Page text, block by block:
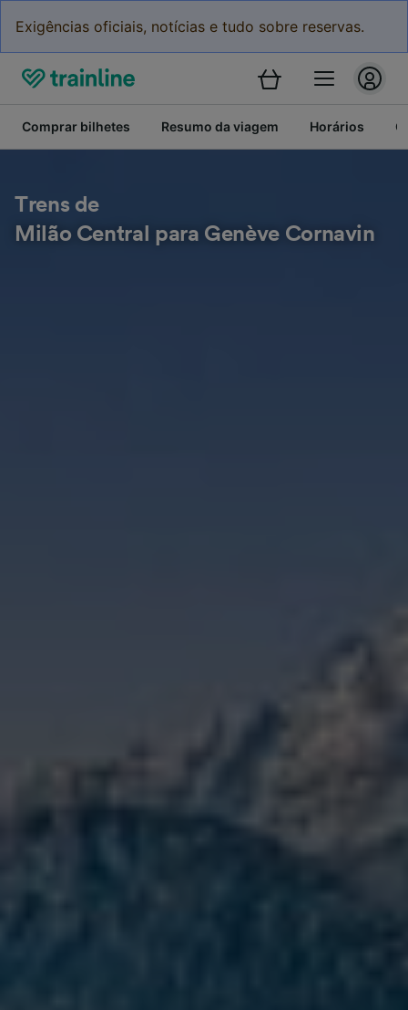
Exigências oficiais, notícias e tudo sobre reservas.
Comprar bilhetes Resumo da viagem Horários
Trens de
Milão Central para Genève Cornavin